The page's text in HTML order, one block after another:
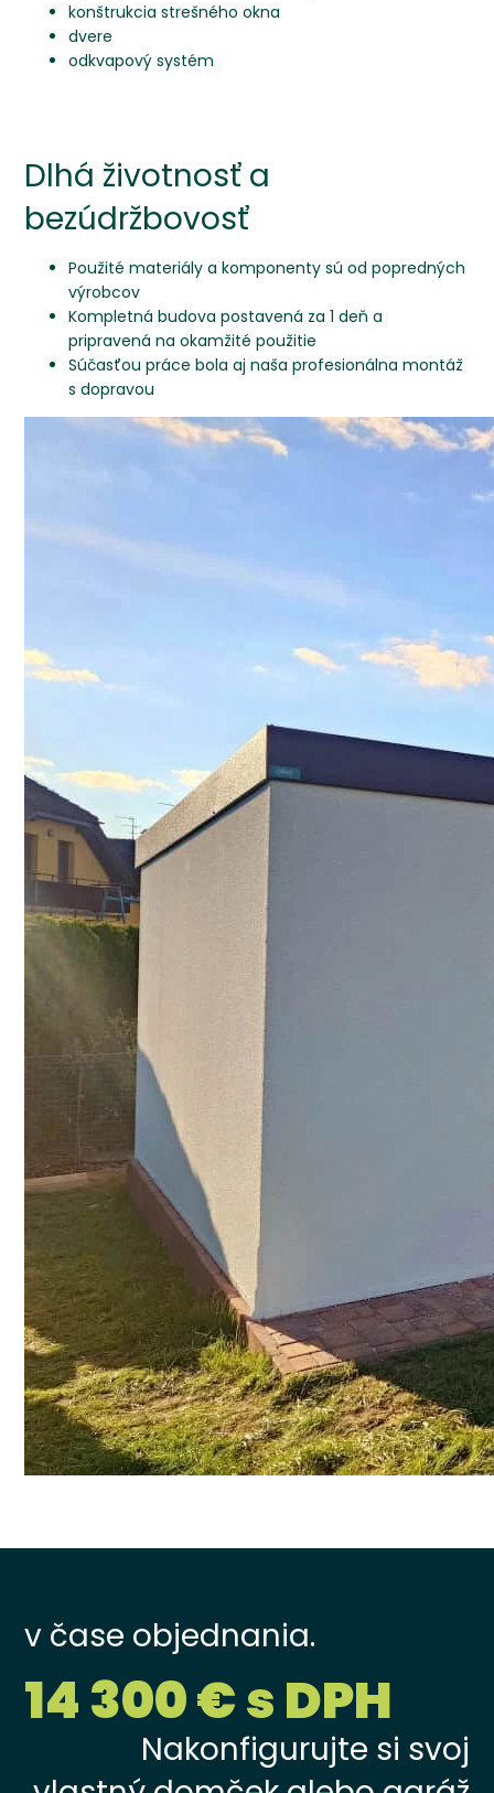
konštrukcia strešného okna
dvere
odkvapový systém
Dlhá životnosť a
bezúdržbovosť
Použité materiály a komponenty sú od popredných
výrobcov
Kompletná budova postavená za 1 deň a
pripravená na okamžité použitie
Súčasťou práce bola aj naša profesionálna montáž
s dopravou
v čase objednania.
14 300 € s DPH
Nakonfigurujte si svoj